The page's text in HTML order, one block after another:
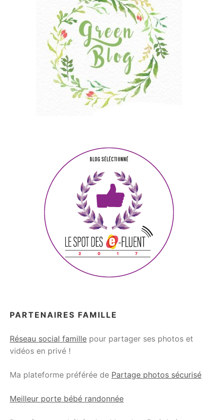
PARTENAIRES FAMILLE
Réseau social famille pour partager ses photos et
vidéos en privé !
Ma plateforme préférée de Partage photos sécurisé
Meilleur porte bébé randonnée